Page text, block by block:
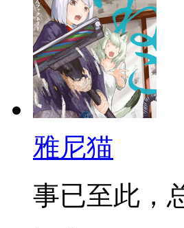
雅尼猫
事已至此，